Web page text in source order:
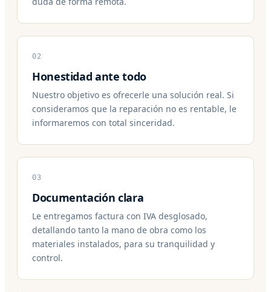
02
Honestidad ante todo
Nuestro objetivo es ofrecerle una solución real. Si
consideramos que la reparación no es rentable, le
informaremos con total sinceridad.
03
Documentación clara
Le entregamos factura con IVA desglosado,
detallando tanto la mano de obra como los
materiales instalados, para su tranquilidad y
control.